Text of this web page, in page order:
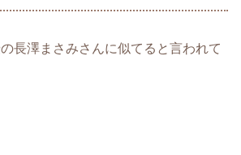
長澤まさみさんに似てると言われて